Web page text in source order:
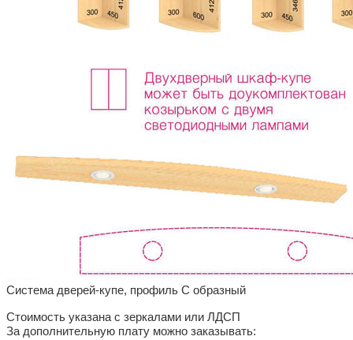
Система дверей-купе, профиль С образный
Стоимость указана с зеркалами или ЛДСП
За дополнительную плату можно заказывать: